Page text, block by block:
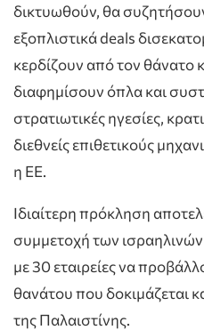
δικτυωθούν, θα
εξοπλιστικά deals
κερδίζουν από τον θάνατο
διαφημίσουν όπλα και
στρατιωτικές ηγεσίες,
διεθνείς επιθετικούς
η ΕΕ.
Ιδιαίτερη πρόκληση
συμμετοχή των
με 30 εταιρείες να
θανάτου που δοκιμάζεται
της Παλαιστίνης.